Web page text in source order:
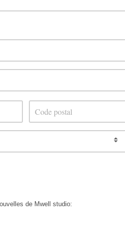
de Mwell studio: